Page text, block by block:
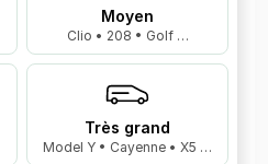
Moyen
Clio • 208 • Golf …
Très grand
Model Y • Cayenne • X5 …